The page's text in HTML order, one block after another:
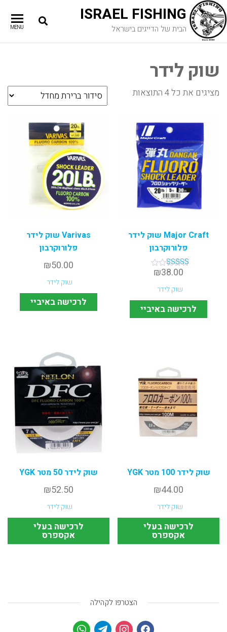
ISRAEL FISHING
הבית של הדייגים בישראל MENU
שוק לידר
מציגים את כל ⁦4⁩ התוצאות
Major Craft שוק לידר
פלורוקרבון
דורג
מתוך 5
₪38.00
שוק לידר
לרכישה באיביי
Varivas שוק לידר
פלורוקרבון
₪50.00
שוק לידר
לרכישה באיביי
שוק לידר 100 מטר YGK
₪44.00
שוק לידר
לרכישה בעלי
אקספרס
שוק לידר 50 מטר YGK
₪52.50
שוק לידר
לרכישה בעלי
אקספרס
הצטרפו לקהילה